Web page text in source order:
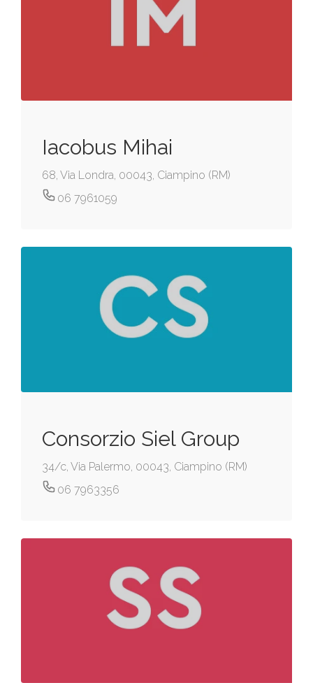
Iacobus Mihai
68, Via Londra, 00043, Ciampino (RM)
06 7961059
Consorzio Siel Group
34/c, Via Palermo, 00043, Ciampino (RM)
06 7963356